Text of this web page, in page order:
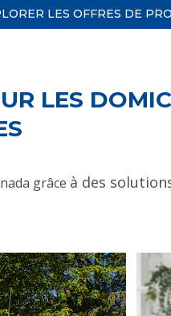
LES OFFRES DE
LES
grâce à des